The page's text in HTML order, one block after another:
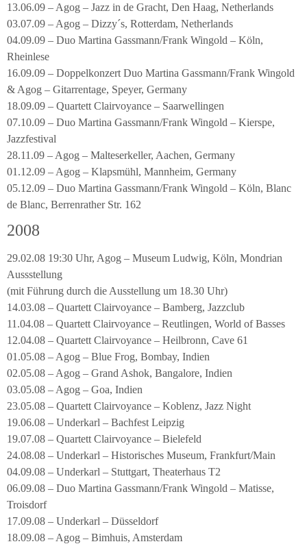
13.06.09 – Agog – Jazz in de Gracht, Den Haag, Netherlands
03.07.09 – Agog – Dizzy´s, Rotterdam, Netherlands
04.09.09 – Duo Martina Gassmann/Frank Wingold – Köln,
Rheinlese
16.09.09 – Doppelkonzert Duo Martina Gassmann/Frank Wingold
& Agog – Gitarrentage, Speyer, Germany
18.09.09 – Quartett Clairvoyance – Saarwellingen
07.10.09 – Duo Martina Gassmann/Frank Wingold – Kierspe,
Jazzfestival
28.11.09 – Agog – Malteserkeller, Aachen, Germany
01.12.09 – Agog – Klapsmühl, Mannheim, Germany
05.12.09 – Duo Martina Gassmann/Frank Wingold – Köln, Blanc
de Blanc, Berrenrather Str. 162
2008
29.02.08 19:30 Uhr, Agog – Museum Ludwig, Köln, Mondrian
Aussstellung
(mit Führung durch die Ausstellung um 18.30 Uhr)
14.03.08 – Quartett Clairvoyance – Bamberg, Jazzclub
11.04.08 – Quartett Clairvoyance – Reutlingen, World of Basses
12.04.08 – Quartett Clairvoyance – Heilbronn, Cave 61
01.05.08 – Agog – Blue Frog, Bombay, Indien
02.05.08 – Agog – Grand Ashok, Bangalore, Indien
03.05.08 – Agog – Goa, Indien
23.05.08 – Quartett Clairvoyance – Koblenz, Jazz Night
19.06.08 – Underkarl – Bachfest Leipzig
19.07.08 – Quartett Clairvoyance – Bielefeld
24.08.08 – Underkarl – Historisches Museum, Frankfurt/Main
04.09.08 – Underkarl – Stuttgart, Theaterhaus T2
06.09.08 – Duo Martina Gassmann/Frank Wingold – Matisse,
Troisdorf
17.09.08 – Underkarl – Düsseldorf
18.09.08 – Agog – Bimhuis, Amsterdam